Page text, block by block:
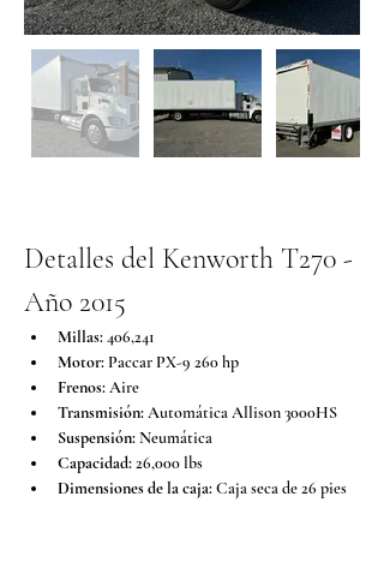
Detalles del Kenworth T270 -
Año 2015
Millas: 406,241
Motor: Paccar PX-9 260 hp
Frenos: Aire
Transmisión: Automática Allison 3000HS
Suspensión: Neumática
Capacidad: 26,000 lbs
Dimensiones de la caja: Caja seca de 26 pies